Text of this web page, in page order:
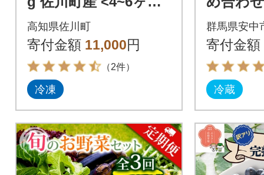
程度で発送予定>
高知県佐川町
寄付金額 11,000円
（2件）
冷凍
け!【8
群馬県安中
寄付金額
冷蔵